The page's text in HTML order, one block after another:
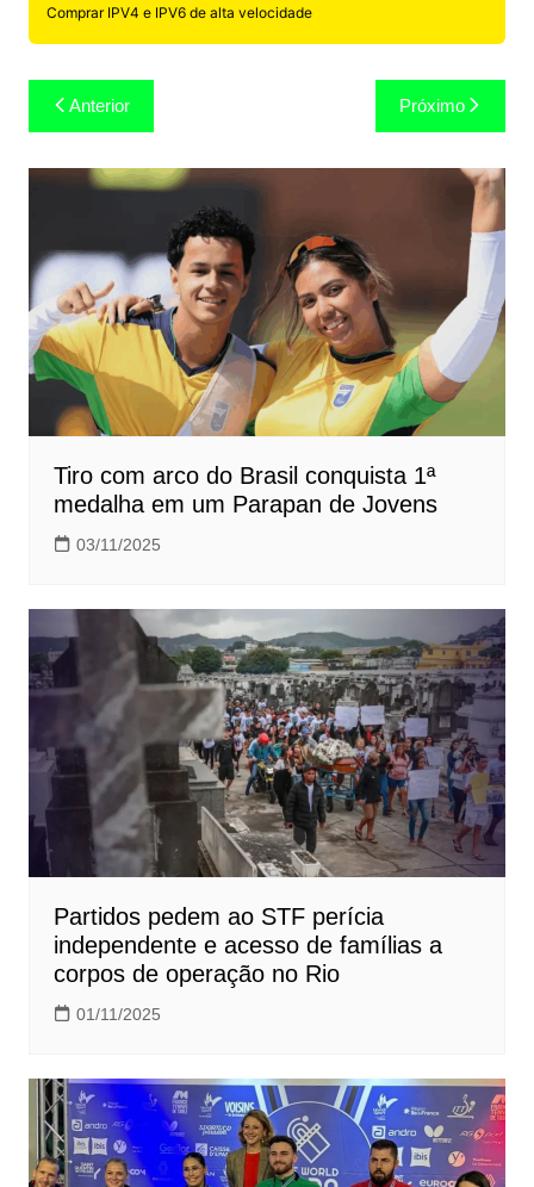
Comprar IPV4 e IPV6 de alta velocidade
Navegação
de
Post
Anterior Próximo
Tiro com arco do Brasil conquista 1ª
medalha em um Parapan de Jovens
03/11/2025
Partidos pedem ao STF perícia
independente e acesso de famílias a
corpos de operação no Rio
01/11/2025